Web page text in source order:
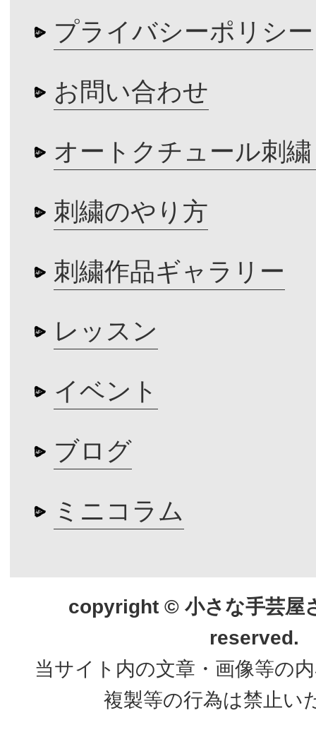
プライバシーポリシー
お問い合わせ
オートクチュール刺
刺繍のやり方
刺繍作品ギャラリー
レッスン
イベント
ブログ
ミニコラム
copyright © 小さな手芸屋
reserved.
当サイト内の文章・画像等の
複製等の行為は禁止い